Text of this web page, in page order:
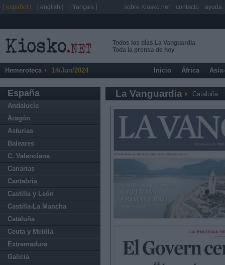
Todos los días La Vanguardia
Toda la prensa de hoy
Hemeroteca 14/Jun/2024 Inicio África
España
Andalucía
Aragón
Asturias
Baleares
C. Valenciana
Canarias
Cantabria
Castilla y León
Castilla-La Mancha
Cataluña
Ceuta y Melilla
Extremadura
Galicia
La Vanguardia Cataluña
[ español ] [ english ] [ français ] sobre Kiosko.net contacto ayuda